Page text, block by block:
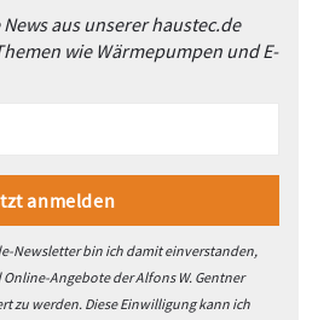
aus unserer haustec.de
wie Wärmepumpen und E-
Newsletter bin ich damit einverstanden,
Angebote der Alfons W. Gentner
zu werden. Diese Einwilligung kann ich